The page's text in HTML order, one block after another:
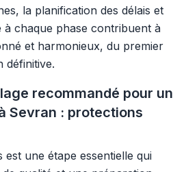
la planification des délais et
à chaque phase contribuent à
et harmonieux, du premier
définitive.
recommandé pour un
Sevran : protections
est une étape essentielle qui